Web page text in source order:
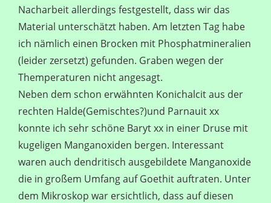
Nacharbeit allerdings festgestellt, dass wir das
Material unterschätzt haben. Am letzten Tag habe
ich nämlich einen Brocken mit Phosphatmineralien
(leider zersetzt) gefunden. Graben wegen der
Themperaturen nicht angesagt.
Neben dem schon erwähnten Konichalcit aus der
rechten Halde(Gemischtes?)und Parnauit xx
konnte ich sehr schöne Baryt xx in einer Druse mit
kugeligen Manganoxiden bergen. Interessant
waren auch dendritisch ausgebildete Manganoxide
die in großem Umfang auf Goethit auftraten. Unter
dem Mikroskop war ersichtlich, dass auf diesen